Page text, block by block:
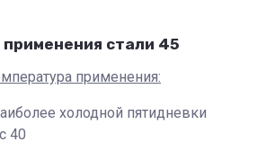
стали 45
применения:
холодной пятидневки
40